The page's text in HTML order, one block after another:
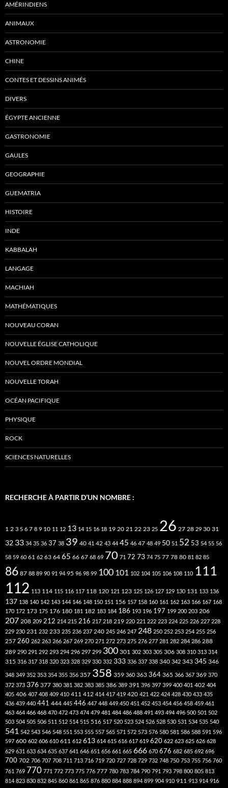
AMÉRINDIENS
ANIMAUX
ASTRONOMIE
CHINE
CONTES ET DESSINS ANIMÉS
DIVERS
ÉGYPTE ANCIENNE
GASTRONOMIE
GAULES
GEOGRAPHIE
GUEMATRIA
HISTOIRE
INDE
KABBALAH
LANGAGE
MACHIAH
MATHÉMATIQUES
NOUVEAU CORAN
NOUVELLE ÉGLISE CATHOLIQUE
NOUVEL ORDRE MONDIAL
NOUVELLE TORAH
OCÉAN PACIFIQUE
PHYSIQUE
ROCK
SCIENCES NATURELLES
RECHERCHE À PARTIR D’UN NOMBRE :
1 2 3 5 6 7 8 9 10 11 12 13 14 15 16 18 19 20 21 22 23 25 26 27 28 29 30 31
32 33 34 35 36 37 38 39 40 41 42 43 44 45 46 47 48 49 50 51 52 53 54 55 56
58 59 60 61 62 63 64 65 66 67 68 69 70 71 72 73 74 75 77 78 80 81 82 85
86 87 88 89 90 91 94 95 96 98 99 100 101 102 104 105 106 108 110 111
112 113 114 115 116 117 118 120 121 123 125 126 127 129 130 131 133 136
137 138 140 142 143 144 146 148 150 151 156 157 158 160 161 162 163 166 167 168
170 172 173 175 176 180 181 182 183 184 186 193 196 197 199 200 203 206
207 208 209 212 214 215 216 217 218 219 220 221 222 223 224 225 226 227 228
229 230 231 232 233 235 236 237 240 245 246 247 248 250 252 253 254 255 256
257 260 262 263 266 267 269 270 271 272 273 275 276 277 281 282 284 286 288
289 290 291 292 293 294 296 297 299 300 301 302 303 305 306 308 310 313 314
315 316 317 318 320 323 328 329 330 332 333 336 337 338 340 342 343 345 346
348 349 352 353 354 355 356 357 358 359 360 363 364 365 366 367 369 370
372 373 376 377 380 381 382 383 385 386 389 391 396 397 399 400 401 402 404
405 406 407 408 409 410 411 412 414 417 419 420 421 422 424 428 430 433 435
436 439 440 441 444 445 446 447 448 449 450 451 452 453 454 456 458 459 461
463 464 466 468 470 472 473 474 479 481 484 486 488 491 493 494 496 500 501 502
503 504 505 506 511 512 514 515 516 517 520 523 524 526 528 530 531 534 535 540
541 542 543 546 548 551 553 555 557 565 571 572 573 576 580 581 586 588 591 596
597 600 602 606 610 611 612 613 614 615 616 617 619 620 622 623 625 626 628
629 631 633 634 635 637 641 646 651 656 661 665 666 670 676 682 685 692 696
700 702 706 707 708 711 713 716 719 720 727 728 729 732 748 750 753 755 756 760
761 769 770 771 772 773 775 776 777 780 783 784 790 791 793 798 800 805 813
814 823 830 832 845 860 861 865 876 880 884 888 894 899 904 910 911 913 914 916